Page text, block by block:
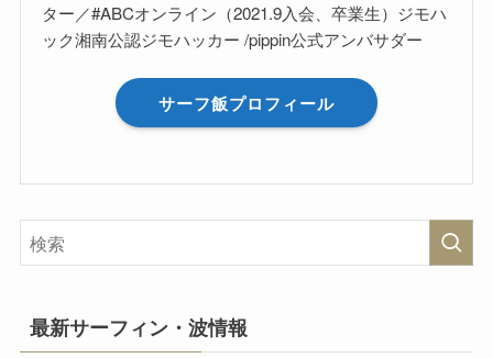
ター／#ABCオンライン（2021.9入会、卒業生）ジモハ
ック湘南公認ジモハッカー /pippin公式アンバサダー
サーフ飯プロフィール
最新サーフィン・波情報